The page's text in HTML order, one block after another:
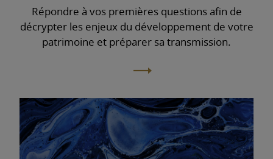
Répondre à vos premières questions afin de
décrypter les enjeux du développement de votre
patrimoine et préparer sa transmission.